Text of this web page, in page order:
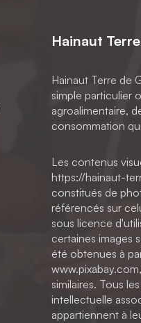
Hainaut
Hainaut Terre de
simple particulier
agroalimentaire,
consommation
Les contenus
https://hainaut-
constitués de
référencés sur
sous licence
certaines images
été obtenues à
similaires. Tous
intellectuelle
appartiennent à